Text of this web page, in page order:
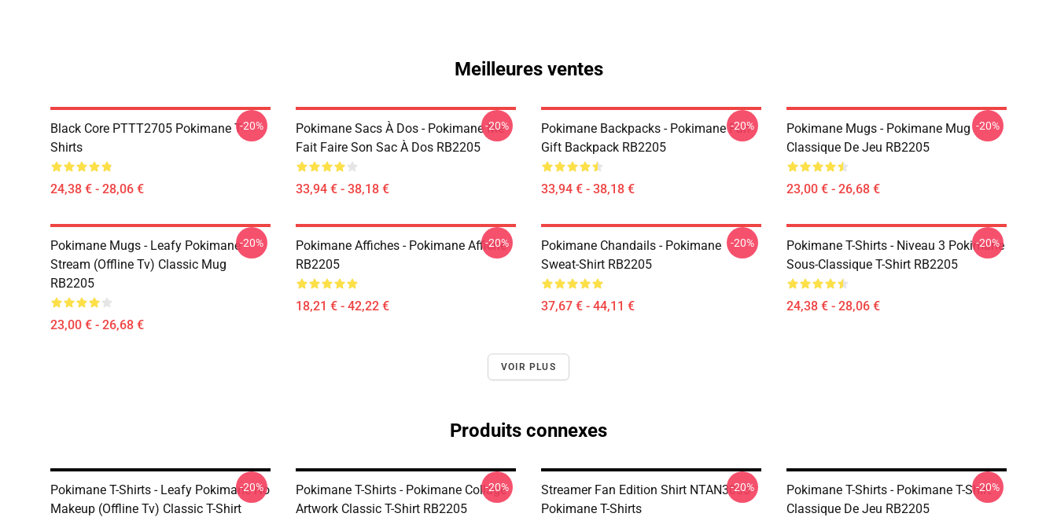
Meilleures ventes
Black Core PTTT2705 Pokimane T-
Shirts
24,38 € - 28,06 €
-20%
Pokimane Sacs À Dos - Pokimane Me
Fait Faire Son Sac À Dos RB2205
33,94 € - 38,18 €
-20%
Pokimane Backpacks - Pokimane Fan
Gift Backpack RB2205
33,94 € - 38,18 €
-20%
Pokimane Mugs - Pokimane Mug
Classique De Jeu RB2205
23,00 € - 26,68 €
-20%
Pokimane Mugs - Leafy Pokimane
Stream (Offline Tv) Classic Mug
RB2205
23,00 € - 26,68 €
-20%
Pokimane Affiches - Pokimane Affiche
RB2205
18,21 € - 42,22 €
-20%
Pokimane Chandails - Pokimane
Sweat-Shirt RB2205
37,67 € - 44,11 €
-20%
Pokimane T-Shirts - Niveau 3 Pokimane
Sous-Classique T-Shirt RB2205
24,38 € - 28,06 €
-20%
VOIR PLUS
Produits connexes
Pokimane T-Shirts - Leafy Pokimane No
Makeup (Offline Tv) Classic T-Shirt
-20%
Pokimane T-Shirts - Pokimane Collage
Artwork Classic T-Shirt RB2205
-20%
Streamer Fan Edition Shirt NTAN3003
Pokimane T-Shirts
-20%
Pokimane T-Shirts - Pokimane T-Shirt
Classique De Jeu RB2205
-20%